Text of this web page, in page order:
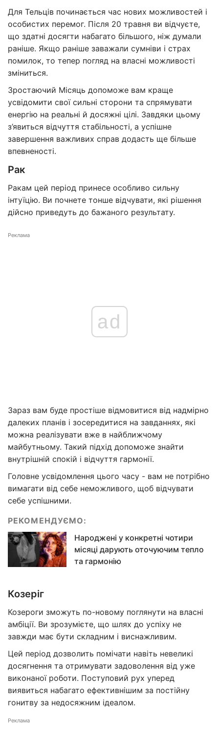
Для Тельців починається час нових можливостей і
особистих перемог. Після 20 травня ви відчуєте,
що здатні досягти набагато більшого, ніж думали
раніше. Якщо раніше заважали сумніви і страх
помилок, то тепер погляд на власні можливості
зміниться.
Зростаючий Місяць допоможе вам краще
усвідомити свої сильні сторони та спрямувати
енергію на реальні й досяжні цілі. Завдяки цьому
з’явиться відчуття стабільності, а успішне
завершення важливих справ додасть ще більше
впевненості.
Рак
Ракам цей період принесе особливо сильну
інтуїцію. Ви почнете тонше відчувати, які рішення
дійсно приведуть до бажаного результату.
Реклама
ad
Зараз вам буде простіше відмовитися від надмірно
далеких планів і зосередитися на завданнях, які
можна реалізувати вже в найближчому
майбутньому. Такий підхід допоможе знайти
внутрішній спокій і відчуття гармонії.
Головне усвідомлення цього часу - вам не потрібно
вимагати від себе неможливого, щоб відчувати
себе успішними.
РЕКОМЕНДУЄМО:
Народжені у конкретні чотири
місяці дарують оточуючим тепло
та гармонію
Козеріг
Козероги зможуть по-новому поглянути на власні
амбіції. Ви зрозумієте, що шлях до успіху не
завжди має бути складним і виснажливим.
Цей період дозволить помічати навіть невеликі
досягнення та отримувати задоволення від уже
виконаної роботи. Поступовий рух уперед
виявиться набагато ефективнішим за постійну
гонитву за недосяжним ідеалом.
Реклама